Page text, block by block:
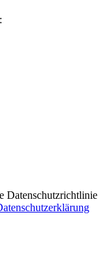
Datenschutzrichtlinie